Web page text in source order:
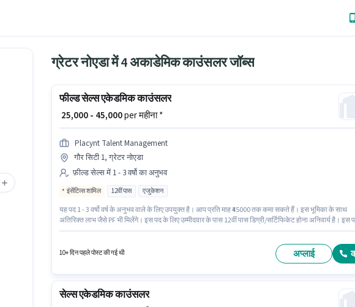
ग्रेटर नोएडा में 4 अकाडेमिक काउंसलर जॉब्स
फील्ड सेल्स एकेडमिक काउंसलर
₹ 25,000 - 45,000per महीना *
Placynt Talent Management
गौर सिटी 1, ग्रेटर नोएडा
फ़ील्ड सेल्स में 1 - 3 वर्षो का अनुभव
इंसेंटिव्स शामिल 12वीं पास एजुकेशन
यह पद 1 - 3 वर्षो वर्ष के अनुभव वाले के लिए उपयुक्त है। आप प्रति माह ₹45000 तक कमा सकते हैं। इस भूमिका के साथ
अतिरिक्त लाभ जैसे PF भी मिलेंगे। इस पद के लिए उम्मीदवार के पास 12वीं पास डिग्री/सर्टिफिकेट होना अनिवार्य है। इस
10+ दिन पहले पोस्ट की गई थी अप्लाई
सेल्स एकेडमिक काउंसलर